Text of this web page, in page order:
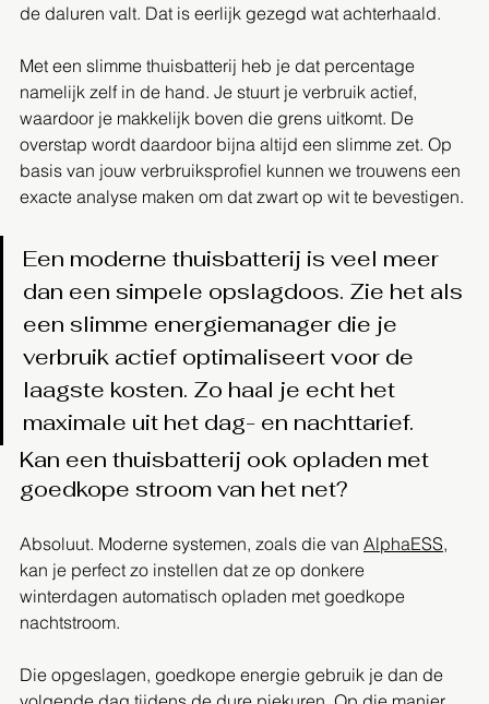
de daluren valt. Dat is eerlijk gezegd wat achterhaald.
Met een slimme thuisbatterij heb je dat percentage
namelijk zelf in de hand. Je stuurt je verbruik actief,
waardoor je makkelijk boven die grens uitkomt. De
overstap wordt daardoor bijna altijd een slimme zet. Op
basis van jouw verbruiksprofiel kunnen we trouwens een
exacte analyse maken om dat zwart op wit te bevestigen.
Een moderne thuisbatterij is veel meer
dan een simpele opslagdoos. Zie het als
een slimme energiemanager die je
verbruik actief optimaliseert voor de
laagste kosten. Zo haal je echt het
maximale uit het dag- en nachttarief.
Kan een thuisbatterij ook opladen met
goedkope stroom van het net?
Absoluut. Moderne systemen, zoals die van AlphaESS,
kan je perfect zo instellen dat ze op donkere
winterdagen automatisch opladen met goedkope
nachtstroom.
Die opgeslagen, goedkope energie gebruik je dan de